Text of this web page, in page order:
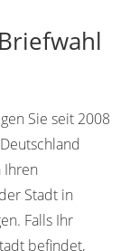
Sie seit 2008
Stadt in
Falls Ihr
befindet,